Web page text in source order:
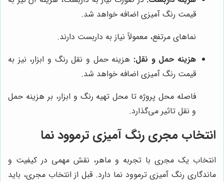
قیمت رنگ آمیزی اضافه خواهد شد.
نماهای مرتفع، معمولاً نیاز به داربست دارند.
هزینه حمل و نقل: هزینه حمل و نقل رنگ و ابزار، نیز به
قیمت رنگ آمیزی اضافه خواهد شد.
فاصله محل پروژه تا محل تهیه رنگ و ابزار، بر هزینه حمل
و نقل تاثیر می‌گذارد.
انتخاب مجری رنگ آمیزی ترموود نما
انتخاب یک مجری با تجربه و ماهر، نقش مهمی در کیفیت و
ماندگاری رنگ آمیزی ترموود نما دارد. قبل از انتخاب مجری، باید